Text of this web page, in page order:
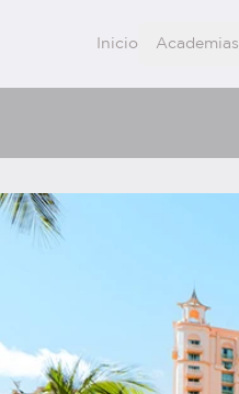
Inicio Academias